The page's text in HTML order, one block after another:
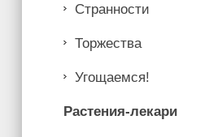
Странности
Торжества
Угощаемся!
Растения-лекари